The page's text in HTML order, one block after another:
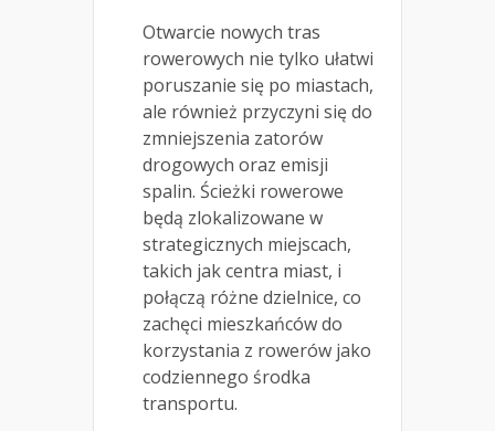
Otwarcie nowych tras
rowerowych nie tylko ułatwi
poruszanie się po miastach,
ale również przyczyni się do
zmniejszenia zatorów
drogowych oraz emisji
spalin. Ścieżki rowerowe
będą zlokalizowane w
strategicznych miejscach,
takich jak centra miast, i
połączą różne dzielnice, co
zachęci mieszkańców do
korzystania z rowerów jako
codziennego środka
transportu.